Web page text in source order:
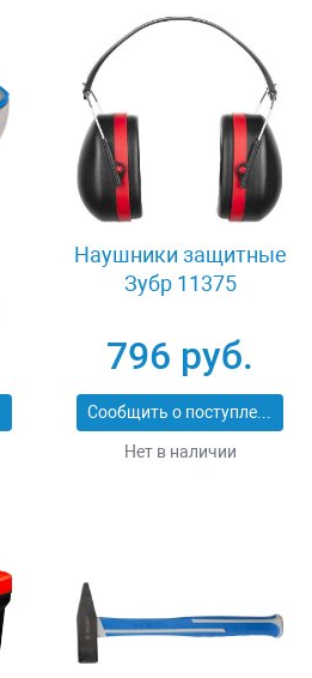
Наушники защитные
Зубр 11375
796 руб.
Сообщить о поступлении
Нет в наличии